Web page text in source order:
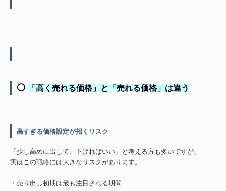
⚪️ 「高く売れる価格」と「売れる価格」は違う
高すぎる価格設定が招くリスク
「少し高めに出して、下げればいい」 と考える方も多いですが、
実はこの戦略には大きなリスクがあります。
・売り出し初期は最も注目される期間